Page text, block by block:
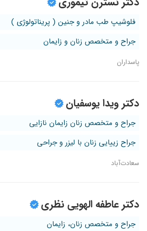
فلوشیپ طب مادر و جنین ( پریناتولوژی )
جراح و متخصص زنان و زایمان
پاسداران
دکتر ویدا یوسفیان
جراح و متخصص زنان زایمان نازایی
جراح زییایی زنان با لیزر و جراحی
سعادت‌آباد
دکتر عاطفه الهویی نظری
جراح و متخصص زنان، زایمان